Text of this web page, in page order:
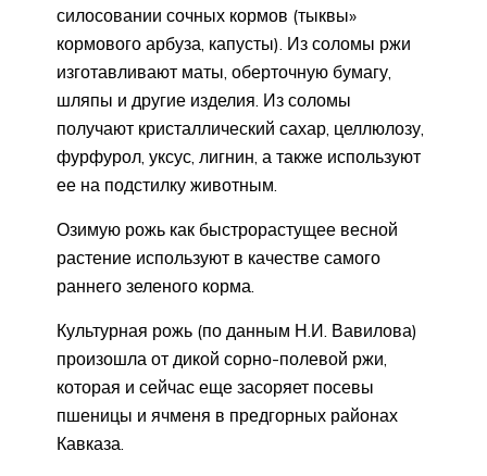
силосовании сочных кормов (тыквы»
кормового арбуза, капусты). Из соломы ржи
изготавливают маты, оберточную бумагу,
шляпы и другие изделия. Из соломы
получают кристаллический сахар, целлюлозу,
фурфурол, уксус, лигнин, а также используют
ее на подстилку животным.
Озимую рожь как быстрорастущее весной
растение используют в качестве самого
раннего зеленого корма.
Культурная рожь (по данным Н.И. Вавилова)
произошла от дикой сорно-полевой ржи,
которая и сейчас еще засоряет посевы
пшеницы и ячменя в предгорных районах
Кавказа.